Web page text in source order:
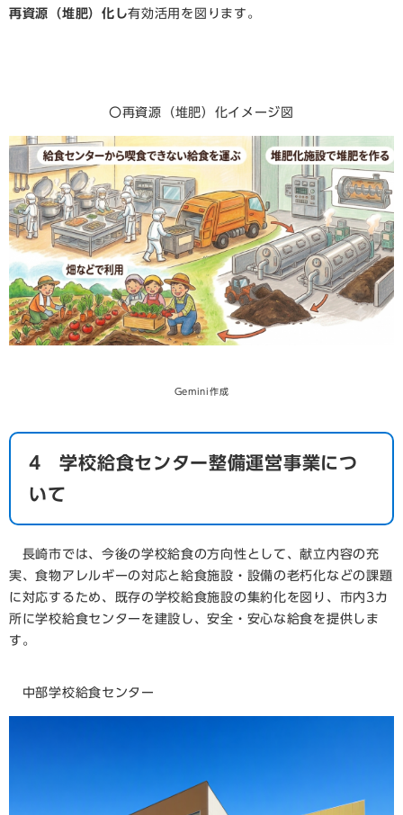
再資源（堆肥）化し有効活用を図ります。
〇再資源（堆肥）化イメージ図
Gemini作成
4 学校給食センター整備運営事業につ
いて
長崎市では、今後の学校給食の方向性として、献立内容の充
実、食物アレルギーの対応と給食施設・設備の老朽化などの課題
に対応するため、既存の学校給食施設の集約化を図り、市内3カ
所に学校給食センターを建設し、安全・安心な給食を提供しま
す。
中部学校給食センター